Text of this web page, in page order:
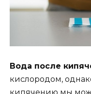
Вода после
кислородом,